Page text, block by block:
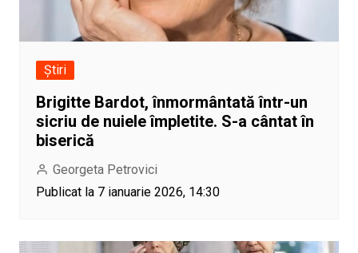
Știri
Brigitte Bardot, înmormântată într-un
sicriu de nuiele împletite. S-a cântat în
biserică
Georgeta Petrovici
Publicat la 7 ianuarie 2026, 14:30